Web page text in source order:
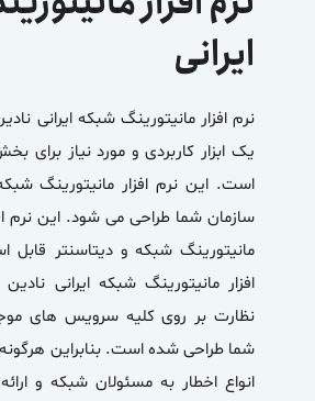
ایرانی
نرم افزار مانیتورینگ شبکه ایرانی
است. این نرم افزار مانیتورینگ
سازمان شما طراحی می شود. این نرم
مانيتورينگ شبکه و دیتاسنتر قابل
افزار مانیتورینگ شبکه ایرانی
نظارت بر روی کلیه سرویس های
شما طراحی شده است. بنابراین هرگونه
انواع اخطار به مسئولان شبکه و